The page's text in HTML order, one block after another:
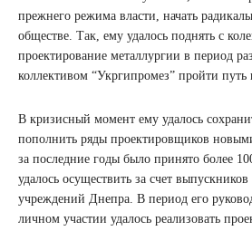
прежнего режима власти, начать
обществе. Так, ему удалось поднять с
проектирование металлургии в период
коллективом “Укргипромез” пройти путь
В кризисный момент ему удалось
пополнить ряды проектировщиков
за последние годы было принято более
удалось осуществить за счет
учреждений Днепра. В период его
личном участии удалось реализовать